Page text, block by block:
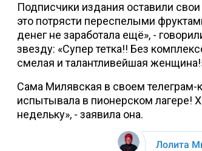
Подписчики издания оставили
это потрясти переспелыми
денег не заработала ещё», -
звезду: «Супер тетка!! Без
смелая и талантливейшая
Сама Милявская в своем телеграм-
испытывала в пионерском лагере!
недельку», - заявила она.